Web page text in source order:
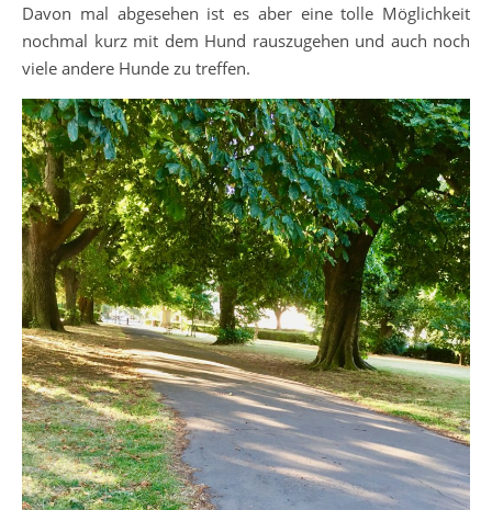
Davon mal abgesehen ist es aber eine tolle Möglichkeit
nochmal kurz mit dem Hund rauszugehen und auch noch
viele andere Hunde zu treffen.